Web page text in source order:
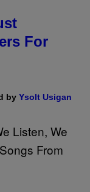
For
by Ysolt Usigan